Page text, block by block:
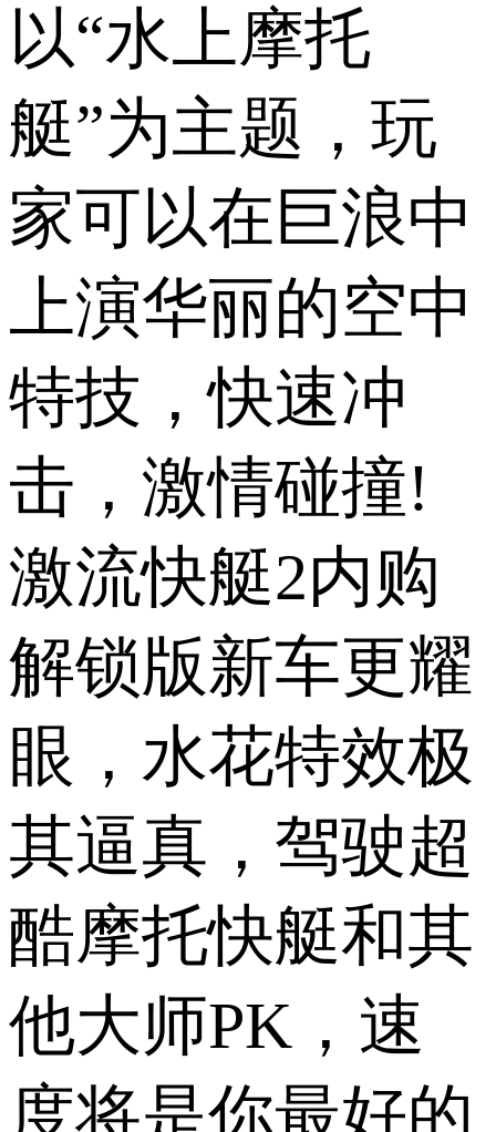
以“水上摩托
艇”为主题，玩
家可以在巨浪中
上演华丽的空中
特技，快速冲
击，激情碰撞!
激流快艇2内购
解锁版新车更耀
眼，水花特效极
其逼真，驾驶超
酷摩托快艇和其
他大师PK，速
度将是你最好的